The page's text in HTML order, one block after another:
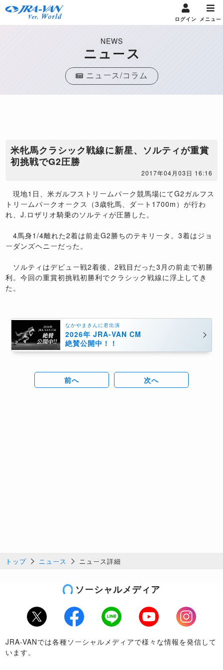
ログイン メニュー
NEWS
ニュース
ニュース/コラム
米牝馬クラシック戦線に新星、ソルティが重賞
初挑戦でG2圧勝
2017年04月03日 16:16
現地1日、米ガルフストリームパーク競馬場にてG2ガルフス
トリームパークオークス（3歳牝馬、ダート1700m）が行わ
れ、J.ロザリオ騎乗のソルティが圧勝した。
4馬身1/4離れた2着は前走G2勝ちのテキリータ。3着はジョ
ーダンズヘニーだった。
ソルティはデビュー戦2着後、2戦目だった3月の前走で初勝
利。今回の重賞初挑戦初勝利でクラシック戦線に浮上してき
た。
なかやまきんに君出演
2026年 JRA-VAN CM
絶賛公開中！！
前へ 次へ
トップ ニュース ニュース詳細
ソーシャルメディア
Twitter Facebook LINE Youtube
Instagram
JRA-VANでは各種ソーシャルメディアで様々な情報を発信して
います。